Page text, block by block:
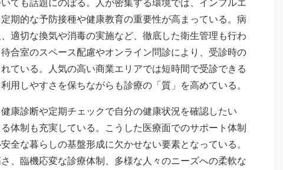
期的な予防接種や健康教育の重要性が高まっている。病
適切な換気や消毒の実施など、徹底した衛生管理も行わ
合室のスペース配慮やオンライン問診により、受診時の
ている。人気の高い商業エリアでは短時間で受診できる
用しやすさを保ちながらも診療の「質」を高めている。
康診断や定期チェックで自分の健康状況を確認したい
体制も充実している。こうした医療面でのサポート体制
全な暮らしの基盤形成に欠かせない要素となっている。
、臨機応変な診療体制、多様な人々のニーズへの柔軟な